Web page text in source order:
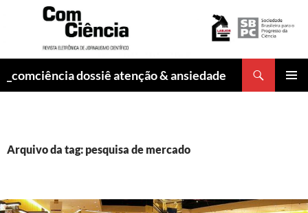
_comciência dossiê atenção & ansiedade
Arquivo da tag: pesquisa de mercado